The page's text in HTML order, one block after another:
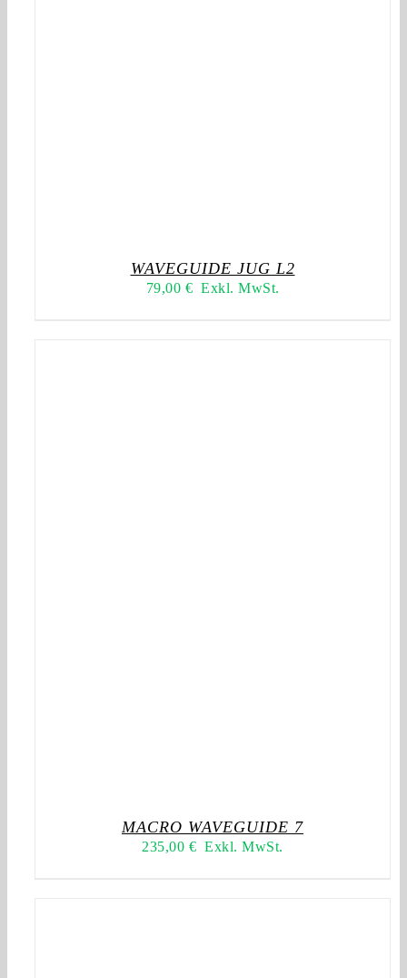
WAVEGUIDE JUG L2
79,00 € Exkl. MwSt.
MACRO WAVEGUIDE 7
235,00 € Exkl. MwSt.